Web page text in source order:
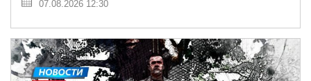
07.08.2026 12:30